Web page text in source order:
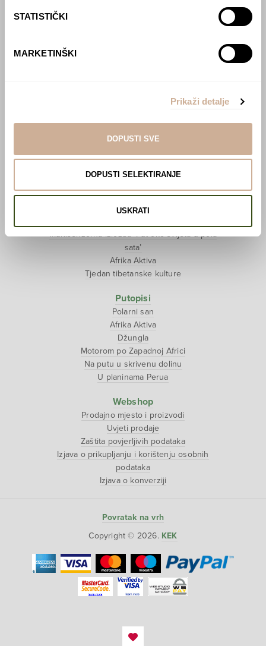
STATISTIČKI
MARKETINŠKI
Prikaži detalje
DOPUSTI SVE
DOPUSTI SELEKTIRANJE
USKRATI
Projekti
Ljubav oko svijeta
National Geographic – Hrvatska iz zraka
Prodaja izložbenih postamenata
Multisenzorna izložba ‘Put oko svijeta u pola
sata’
Afrika Aktiva
Tjedan tibetanske kulture
Putopisi
Polarni san
Afrika Aktiva
Džungla
Motorom po Zapadnoj Africi
Na putu u skrivenu dolinu
U planinama Perua
Webshop
Prodajno mjesto i proizvodi
Uvjeti prodaje
Zaštita povjerljivih podataka
Izjava o prikupljanju i korištenju osobnih
podataka
Izjava o konverziji
Povratak na vrh
Copyright © 2026. KEK